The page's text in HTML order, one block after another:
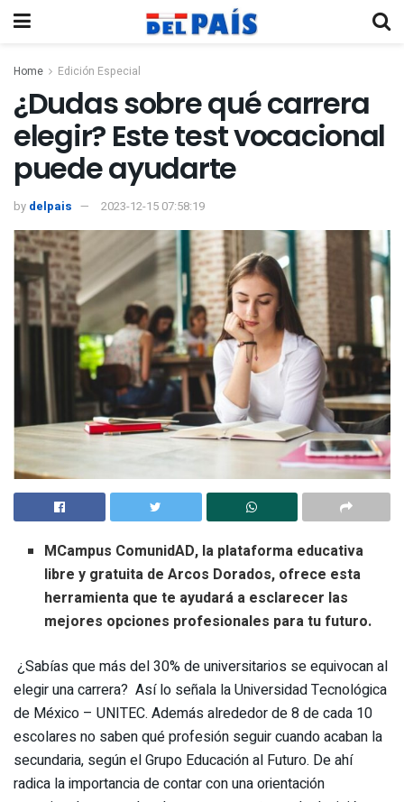
Home Edición Especial
¿Dudas sobre qué carrera
elegir? Este test vocacional
puede ayudarte
by delpais 2023-12-15 07:58:19
MCampus ComunidAD, la plataforma educativa
libre y gratuita de Arcos Dorados, ofrece esta
herramienta que te ayudará a esclarecer las
mejores opciones profesionales para tu futuro.
¿Sabías que más del 30% de universitarios se equivocan al
elegir una carrera? Así lo señala la Universidad Tecnológica
de México – UNITEC. Además alrededor de 8 de cada 10
escolares no saben qué profesión seguir cuando acaban la
secundaria, según el Grupo Educación al Futuro. De ahí
radica la importancia de contar con una orientación